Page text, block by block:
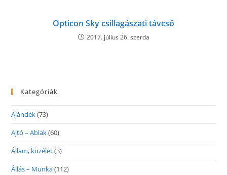
Opticon Sky csillagászati távcső
2017. július 26. szerda
Kategóriák
Ajándék(73)
Ajtó – Ablak(60)
Állam, közélet(3)
Állás – Munka(112)